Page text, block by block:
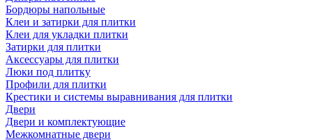
Бордюры напольные
Клеи и затирки для плитки
Клеи для укладки плитки
Затирки для плитки
Аксессуары для плитки
Люки под плитку
Профили для плитки
Крестики и системы выравнивания для плитки
Двери
Двери и комплектующие
Межкомнатные двери